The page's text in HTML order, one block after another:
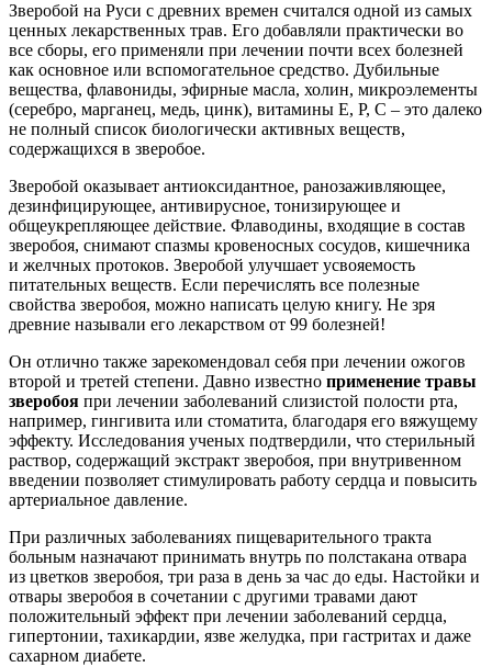
Зверобой на Руси с древних времен считался одной из самых
ценных лекарственных трав. Его добавляли практически во
все сборы, его применяли при лечении почти всех болезней
как основное или вспомогательное средство. Дубильные
вещества, флавониды, эфирные масла, холин, микроэлементы
(серебро, марганец, медь, цинк), витамины Е, Р, С – это далеко
не полный список биологически активных веществ,
содержащихся в зверобое.
Зверобой оказывает антиоксидантное, ранозаживляющее,
дезинфицирующее, антивирусное, тонизирующее и
общеукрепляющее действие. Флаводины, входящие в состав
зверобоя, снимают спазмы кровеносных сосудов, кишечника
и желчных протоков. Зверобой улучшает усвояемость
питательных веществ. Если перечислять все полезные
свойства зверобоя, можно написать целую книгу. Не зря
древние называли его лекарством от 99 болезней!
Он отлично также зарекомендовал себя при лечении ожогов
второй и третей степени. Давно известно применение травы
зверобоя при лечении заболеваний слизистой полости рта,
например, гингивита или стоматита, благодаря его вяжущему
эффекту. Исследования ученых подтвердили, что стерильный
раствор, содержащий экстракт зверобоя, при внутривенном
введении позволяет стимулировать работу сердца и повысить
артериальное давление.
При различных заболеваниях пищеварительного тракта
больным назначают принимать внутрь по полстакана отвара
из цветков зверобоя, три раза в день за час до еды. Настойки и
отвары зверобоя в сочетании с другими травами дают
положительный эффект при лечении заболеваний сердца,
гипертонии, тахикардии, язве желудка, при гастритах и даже
сахарном диабете.